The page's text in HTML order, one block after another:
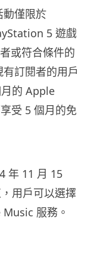
僅限於
5 遊戲
或符合條件的
訂閱者的用戶
的 Apple
受 5 個月的免
年 11 月 15
用戶可以選擇
服務。